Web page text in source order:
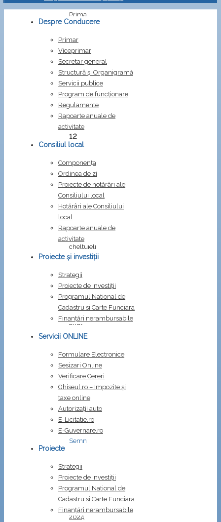
Prima
pagină
HCL
nr.
12
/
HCL
nr.
12
/
2024
privind
aprobarea
bugetului
de
venituri
și
cheltuieli
al
Costești,
județul
Buzău
pe
anul
2024
Fișiere
atașate:
HCL
nr.
12
din
15.02.2024
Semn
carte
2024
Despre Conducere
Primar
Viceprimar
Secretar general
Structură și Organigramă
Servicii publice
Program de funcționare
Regulamente
Rapoarte anuale de
activitate
Consiliul local
Componența
Ordinea de zi
Proiecte de hotărâri ale
Consiliului local
Hotărâri ale Consiliului
local
Rapoarte anuale de
activitate
Proiecte și investiții
Strategii
Proiecte de investiții
Programul National de
Cadastru si Carte Funciara
Finanțări nerambursabile
Servicii ONLINE
Formulare Electronice
Sesizari Online
Verificare Cereri
Ghiseul.ro – Impozite şi
taxe online
Autorizații auto
E-Licitatie.ro
E-Guvernare.ro
Proiecte
Strategii
Proiecte de investiții
Programul National de
Cadastru si Carte Funciara
Finanțări nerambursabile